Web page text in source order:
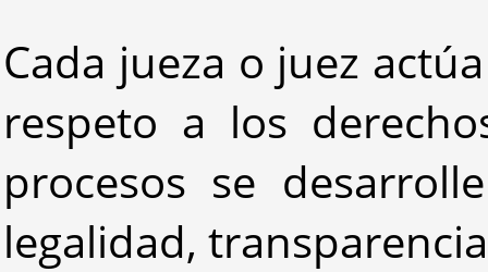
Cada jueza o juez
respeto a los
procesos se
legalidad,